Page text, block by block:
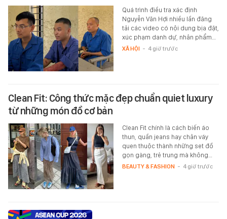
Quá trình điều tra xác định
Nguyễn Văn Hợi nhiều lần đăng
tải các video có nội dung bịa đặt,
xúc phạm danh dự, nhân phẩm…
XÃ HỘI - 4 giờ trước
Clean Fit: Công thức mặc đẹp chuẩn quiet luxury
từ những món đồ cơ bản
Clean Fit chính là cách biến áo
thun, quần jeans hay chân váy
quen thuộc thành những set đồ
gọn gàng, trẻ trung mà không…
BEAUTY & FASHION - 4 giờ trước